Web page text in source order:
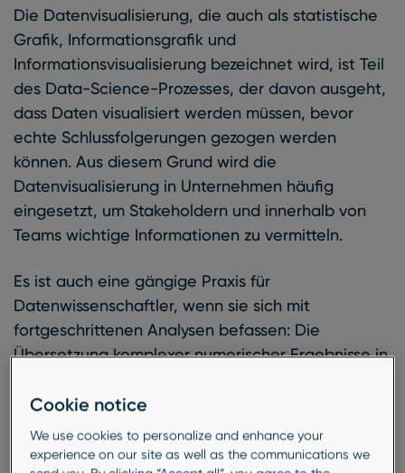
Die Datenvisualisierung, die auch als statistische
Grafik, Informationsgrafik und
Informationsvisualisierung bezeichnet wird, ist Teil
des Data-Science-Prozesses, der davon ausgeht,
dass Daten visualisiert werden müssen, bevor
echte Schlussfolgerungen gezogen werden
können. Aus diesem Grund wird die
Datenvisualisierung in Unternehmen häufig
eingesetzt, um Stakeholdern und innerhalb von
Teams wichtige Informationen zu vermitteln.
Es ist auch eine gängige Praxis für
Datenwissenschaftler, wenn sie sich mit
fortgeschrittenen Analysen befassen: Die
Übersetzung komplexer numerischer Ergebnisse in
und ermöglicht die Überwachung von Ergebnissen
und Outputs durch präzise Visualisierungen. Im
Kontext der Marktforschung ist die visuelle
Cookie notice
We use cookies to personalize and enhance your
experience on our site as well as the communications we